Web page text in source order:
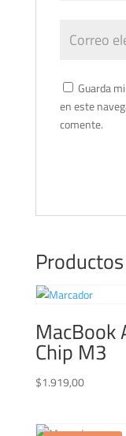
Guarda
en este
comente.
MacBook
Chip M3
$1.919,00